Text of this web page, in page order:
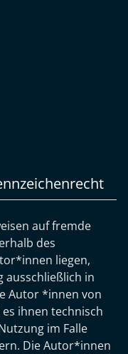
auf fremde
des
liegen,
ausschließlich in
Autor *innen von
ihnen technisch
im Falle
Die Autor*innen